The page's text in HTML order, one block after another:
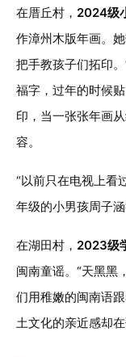
在厝丘村， 2024级
作漳州木版年画。
把手教孩子们拓印
福字，过年的时候
印，当一张张年画
容。
“以前只在电视上看
年级的小男孩周子
在湖田村， 2023级
闽南童谣。“天黑黑
们用稚嫩的闽南语
土文化的亲近感却在